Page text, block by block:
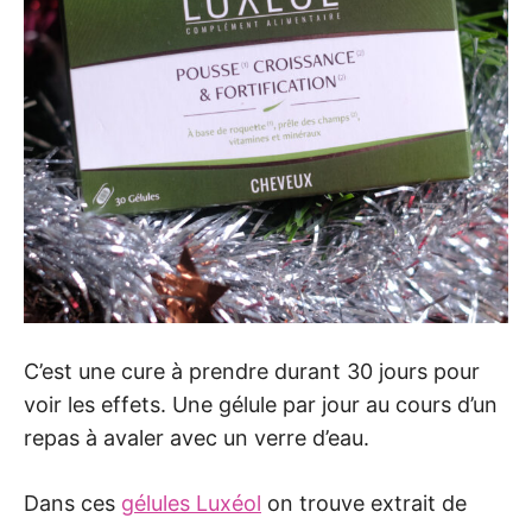
C’est une cure à prendre durant 30 jours pour
voir les effets. Une gélule par jour au cours d’un
repas à avaler avec un verre d’eau.
Dans ces gélules Luxéol on trouve extrait de